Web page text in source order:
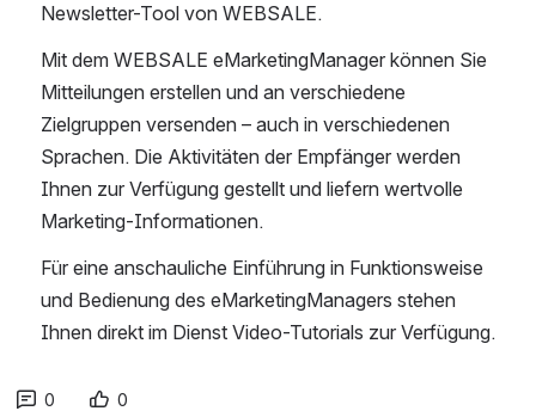
Newsletter-Tool von WEBSALE.
Mit dem WEBSALE eMarketingManager können Sie
Mitteilungen erstellen und an verschiedene
Zielgruppen versenden – auch in verschiedenen
Sprachen. Die Aktivitäten der Empfänger werden
Ihnen zur Verfügung gestellt und liefern wertvolle
Marketing-Informationen.
Für eine anschauliche Einführung in Funktionsweise
und Bedienung des eMarketingManagers stehen
Ihnen direkt im Dienst Video-Tutorials zur Verfügung.
0 0